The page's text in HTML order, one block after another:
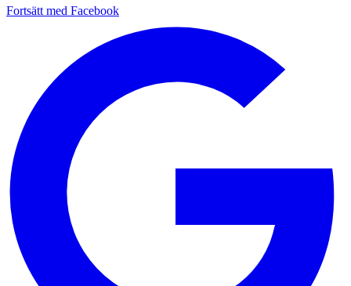
Fortsätt med Facebook